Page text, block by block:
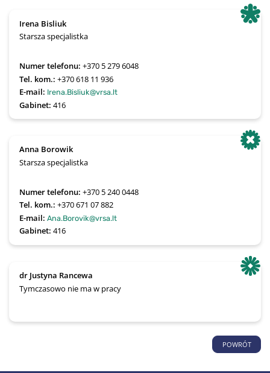
Irena Bisliuk
Starsza specjalistka
Numer telefonu:+370 5 279 6048
Tel. kom.:+370 618 11 936
E-mail: Irena.Bisliuk@vrsa.lt
Gabinet:416
Anna Borowik
Starsza specjalistka
Numer telefonu:+370 5 240 0448
Tel. kom.:+370 671 07 882
E-mail:Ana.Borovik@vrsa.lt
Gabinet:416
dr Justyna Rancewa
Tymczasowo nie ma w pracy
POWRÓT